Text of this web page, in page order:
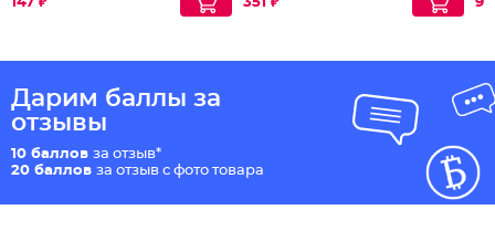
Дарим баллы за
отзывы
10 баллов за отзыв*
20 баллов за отзыв с фото товара